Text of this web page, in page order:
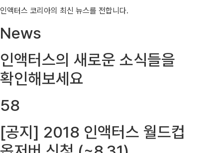
인액터스 코리아의 최신 뉴스를 전합니다.
News
인액터스의 새로운 소식들을
확인해보세요
58
[공지] 2018 인액터스 월드컵